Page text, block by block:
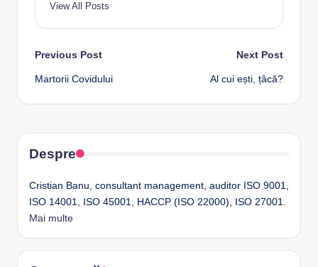
View All Posts
Post
navigation
Previous Post
Martorii Covidului
Next Post
Al cui ești, țâcă?
Despre
Cristian Banu, consultant management, auditor ISO 9001,
ISO 14001, ISO 45001, HACCP (ISO 22000), ISO 27001.
Mai multe